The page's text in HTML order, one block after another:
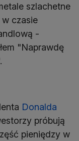
szlachetne
czasie
-
"Naprawdę
Donalda
próbują
pieniędzy w